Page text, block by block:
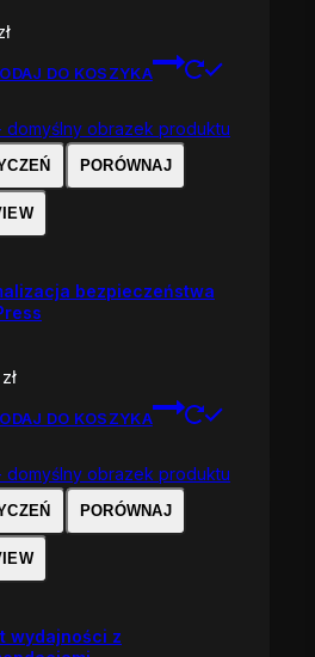
DO KOSZYKA
PORÓWNAJ
bezpieczeństwa
zł
DO KOSZYKA
PORÓWNAJ
wydajności z